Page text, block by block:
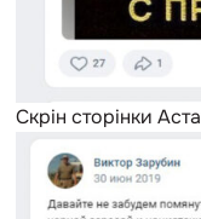
Скрін сторінки